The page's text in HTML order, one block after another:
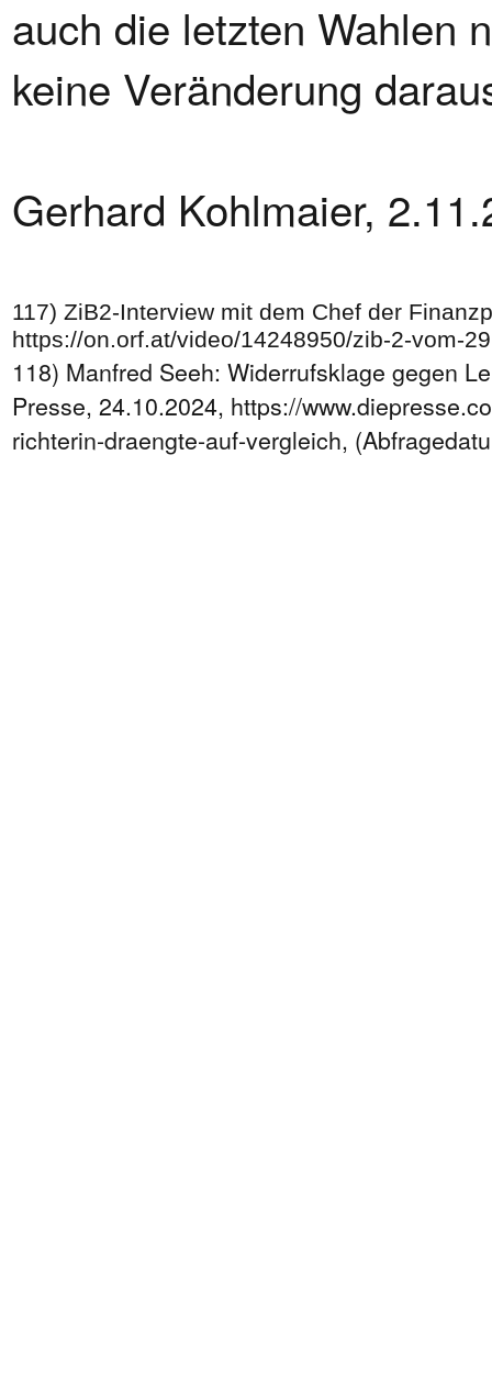
auch die letzten Wahlen
keine Veränderung
Gerhard Kohlmaier,
117) ZiB2-Interview mit dem Chef der
https://on.orf.at/video/14248950/zib-2-vom-
118) Manfred Seeh: Widerrufsklage gegen
Presse, 24.10.2024, https://
richterin-draengte-auf-vergleich,